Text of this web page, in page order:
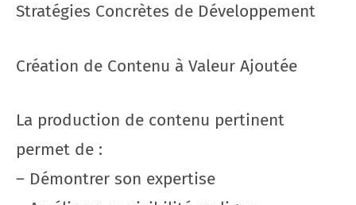
Stratégies Concrètes de Développement
Création de Contenu à Valeur Ajoutée
La production de contenu pertinent
permet de :
– Démontrer son expertise